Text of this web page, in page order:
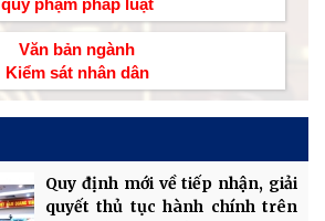
quy phạm pháp luật
Văn bản ngành
Kiểm sát nhân dân
Quy định mới về tiếp nhận, giải
quyết thủ tục hành chính trên